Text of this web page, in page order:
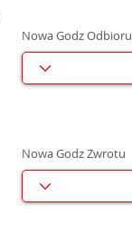
Nowa Godz Odbioru
Nowa Godz Zwrotu